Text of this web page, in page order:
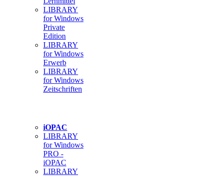
LIBRARY
for Windows
Private
Edition
LIBRARY
for Windows
Erwerb
LIBRARY
for Windows
Zeitschriften
iOPAC
LIBRARY
for Windows
PRO -
iOPAC
LIBRARY